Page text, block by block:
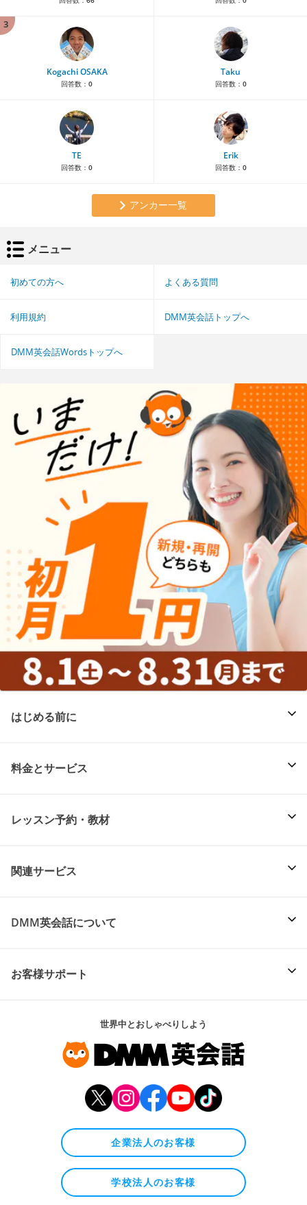
3
Kogachi OSAKA
回答数： 0
Taku
回答数： 0
TE
回答数： 0
Erik
回答数： 0
アンカー一覧
メニュー
初めての方へ よくある質問
利用規約 DMM英会話トップへ
DMM英会話Wordsトップへ
はじめる前に
料金とサービス
レッスン予約・教材
関連サービス
DMM英会話について
お客様サポート
世界中とおしゃべりしよう
企業法人のお客様
学校法人のお客様